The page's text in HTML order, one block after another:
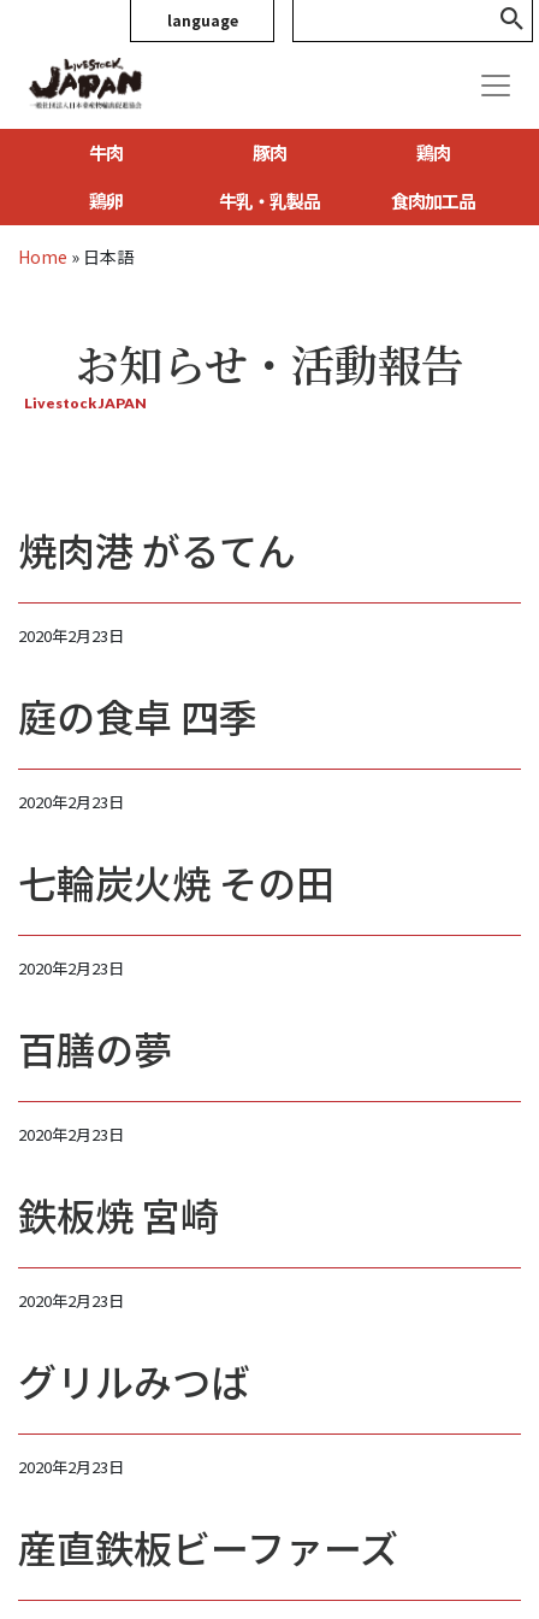
language
牛肉 豚肉
鶏肉
鶏卵
牛乳・乳製品 食肉加工品
Home » 日本語
お知らせ・活動報告
Livestock JAPAN
焼肉港 がるてん
2020年2月23日
庭の食卓 四季
2020年2月23日
七輪炭火焼 その田
2020年2月23日
百膳の夢
2020年2月23日
鉄板焼 宮崎
2020年2月23日
グリルみつば
2020年2月23日
産直鉄板ビーファーズ